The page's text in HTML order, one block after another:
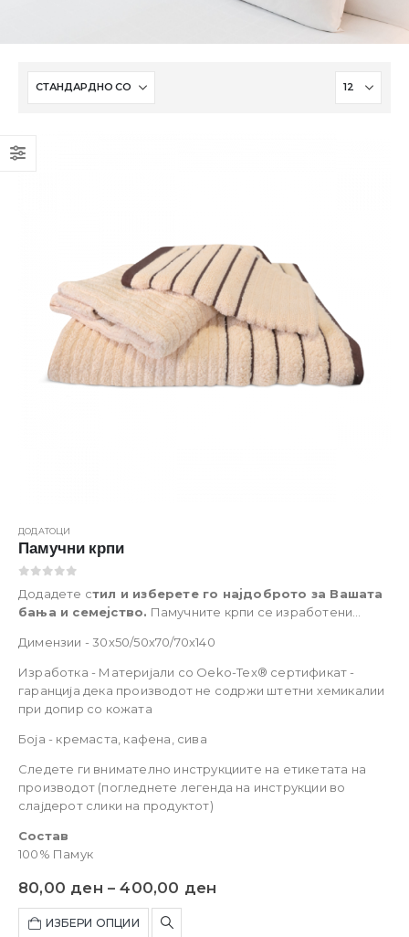
ДОДАТОЦИ
Памучни крпи
Додадете стил и изберете го најдоброто за Вашата
бања и семејство. Памучните крпи се изработени
моќ на впивање и брзо сушење
и различни димензии
Опис на производот
Димензии - 30х50/50х70/70х140
Изработка - Материјали со Oeko-Tex® сертификат -
гаранција дека производот не содржи штетни хемикалии
при допир со кожата
Боја - кремаста, кафена, сива
Следете ги внимателно инструкциите на етикетата на
производот (погледнете легенда на инструкции во
слајдерот слики на продуктот)
Состав
100% Памук
80,00 ден – 400,00 ден
ИЗБЕРИ ОПЦИИ